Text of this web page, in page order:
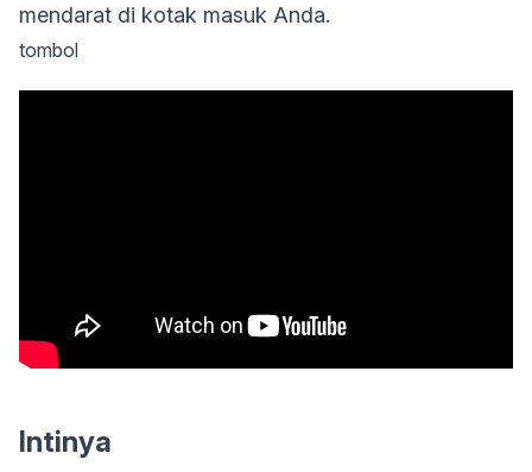
mendarat di kotak masuk Anda.
tombol
Intinya